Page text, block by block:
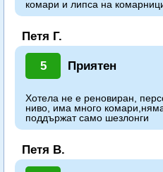
комари и липса на
Петя Г.
5 Приятен
Хотела не е реновиран,
ниво, има много
поддържат само шезлонги
Петя В.